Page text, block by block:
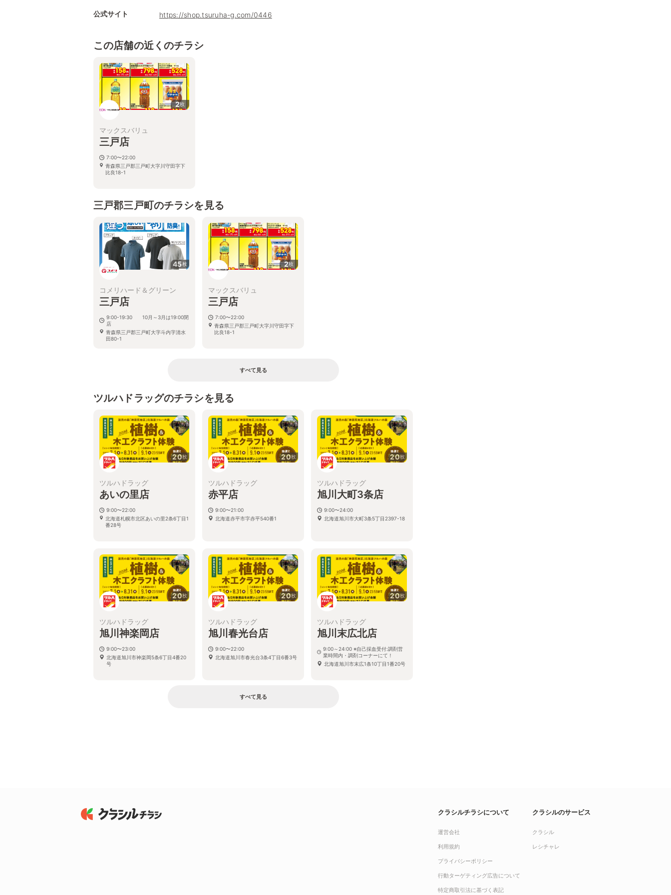
公式サイト https://shop.tsuruha-g.com/0446
この店舗の近くのチラシ
2枚
マックスバリュ
三戸店
7:00〜22:00
青森県三戸郡三戸町大字川守田字下
比良18-1
三戸郡三戸町のチラシを見る
45枚
コメリハード＆グリーン
三戸店
9:00-19:30 10月～3月は19:00閉
店
青森県三戸郡三戸町大字斗内字清水
田80-1
2枚
マックスバリュ
三戸店
7:00〜22:00
青森県三戸郡三戸町大字川守田字下
比良18-1
すべて見る
ツルハドラッグのチラシを見る
20枚
ツルハドラッグ
あいの里店
9:00〜22:00
北海道札幌市北区あいの里2条6丁目1
番28号
20枚
ツルハドラッグ
赤平店
9:00〜21:00
北海道赤平市字赤平540番1
20枚
ツルハドラッグ
旭川大町3条店
9:00〜24:00
北海道旭川市大町3条5丁目2397-18
20枚
ツルハドラッグ
旭川神楽岡店
9:00〜23:00
北海道旭川市神楽岡5条6丁目4番20
号
20枚
ツルハドラッグ
旭川春光台店
9:00〜22:00
北海道旭川市春光台3条4丁目6番3号
20枚
ツルハドラッグ
旭川末広北店
9:00～24:00 ※自己採血受付:調剤営
業時間内・調剤コーナーにて！
北海道旭川市末広1条10丁目1番20号
すべて見る
クラシルチラシについて
運営会社
利用規約
プライバシーポリシー
行動ターゲティング広告について
特定商取引法に基づく表記
クラシルのサービス
クラシル
レシチャレ